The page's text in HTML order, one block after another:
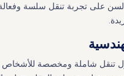
السن على تجربة تنقل سلسة
تنقل شاملة ومخصصة للأشخاص